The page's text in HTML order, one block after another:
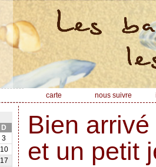
carte nous suivre
D
3
10
17
Bien
et un petit